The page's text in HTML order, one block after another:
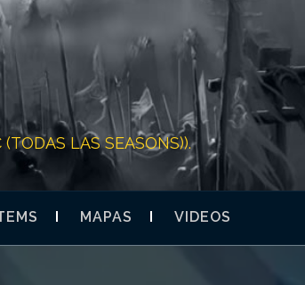
LAS SEASONS)).
MAPAS VIDEOS